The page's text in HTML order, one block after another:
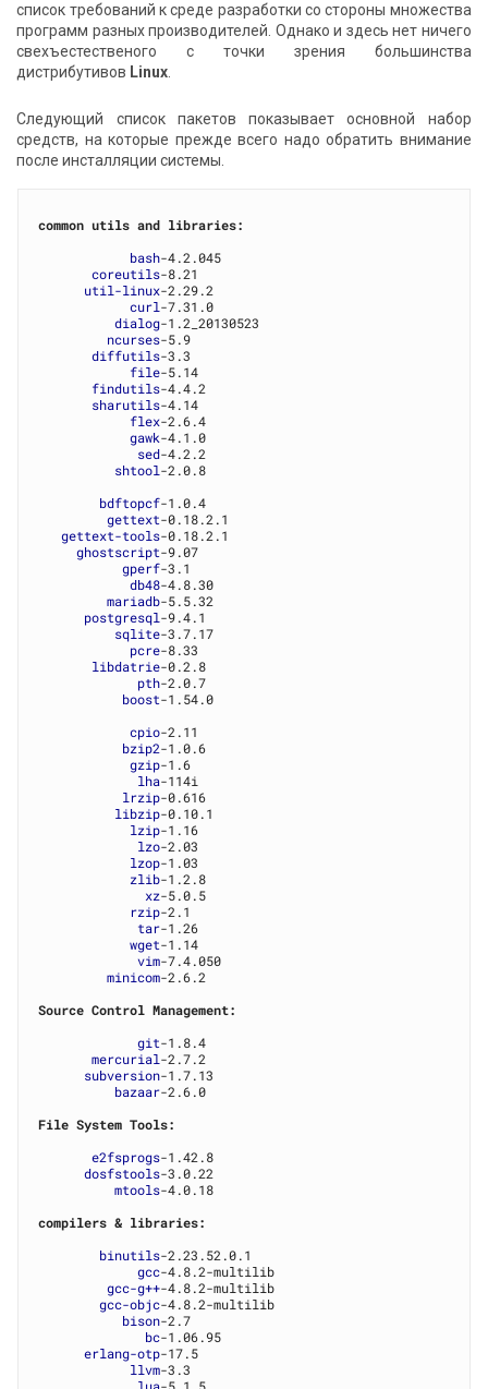
список требований к среде разработки со стороны множества
программ разных производителей. Однако и здесь нет ничего
свехъестественого с точки зрения большинства
дистрибутивов Linux
Следующий список пакетов показывает основной набор
средств, на которые прежде всего надо обратить внимание
после инсталляции системы.
common utils and libraries:
bash-4.2.045
coreutils-8.21
util-linux-2.29.2
curl-7.31.0
dialog-1.2_20130523
ncurses-5.9
diffutils-3.3
file-5.14
findutils-4.4.2
sharutils-4.14
flex-2.6.4
gawk-4.1.0
sed-4.2.2
shtool-2.0.8
bdftopcf-1.0.4
gettext-0.18.2.1
gettext-tools-0.18.2.1
ghostscript-9.07
gperf-3.1
db48-4.8.30
mariadb-5.5.32
postgresql-9.4.1
sqlite-3.7.17
pcre-8.33
libdatrie-0.2.8
pth-2.0.7
boost-1.54.0
cpio-2.11
bzip2-1.0.6
gzip-1.6
lha-114i
lrzip-0.616
libzip-0.10.1
lzip-1.16
lzo-2.03
lzop-1.03
zlib-1.2.8
xz-5.0.5
rzip-2.1
tar-1.26
wget-1.14
vim-7.4.050
minicom-2.6.2
Source Control Management:
git-1.8.4
mercurial-2.7.2
subversion-1.7.13
bazaar-2.6.0
File System Tools:
e2fsprogs-1.42.8
dosfstools-3.0.22
mtools-4.0.18
compilers & libraries:
binutils-2.23.52.0.1
gcc-4.8.2-multilib
gcc-g++-4.8.2-multilib
gcc-objc-4.8.2-multilib
bison-2.7
bc-1.06.95
erlang-otp-17.5
llvm-3.3